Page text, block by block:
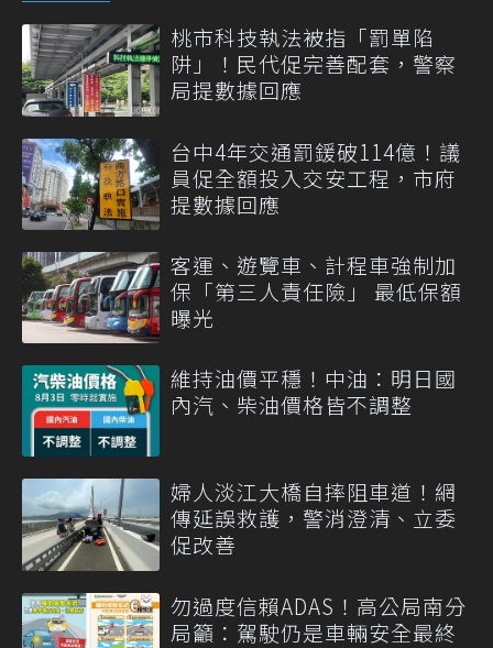
桃市科技執法被指「罰單陷
阱」！民代促完善配套，警察
局提數據回應
台中4年交通罰鍰破114億！議
員促全額投入交安工程，市府
提數據回應
客運、遊覽車、計程車強制加
保「第三人責任險」 最低保額
曝光
維持油價平穩！中油：明日國
內汽、柴油價格皆不調整
婦人淡江大橋自摔阻車道！網
傳延誤救護，警消澄清、立委
促改善
勿過度信賴ADAS！高公局南分
局籲：駕駛仍是車輛安全最終